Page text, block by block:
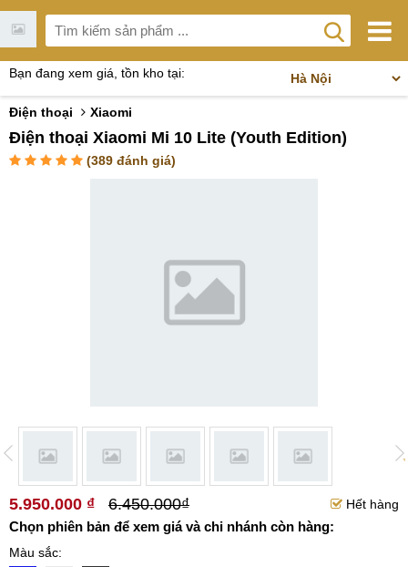
Bạn đang xem giá, tồn kho tại:
Điện thoại Xiaomi
Điện thoại Xiaomi Mi 10 Lite (Youth Edition)
(389 đánh giá)
5.950.000 ₫ 6.450.000₫ Hết hàng
Chọn phiên bản để xem giá và chi nhánh còn hàng:
Màu sắc